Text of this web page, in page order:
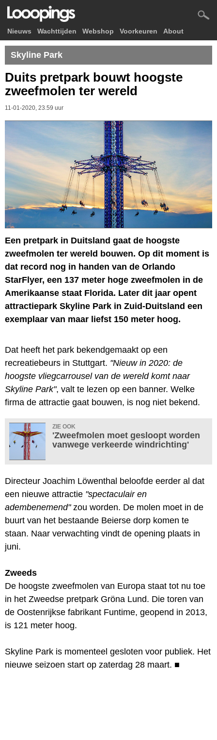
Nieuws Wachttijden Webshop Voorkeuren About
Skyline Park
Duits pretpark bouwt hoogste
zweefmolen ter wereld
11-01-2020, 23.59 uur
Een pretpark in Duitsland gaat de hoogste
zweefmolen ter wereld bouwen. Op dit moment is
dat record nog in handen van de Orlando
StarFlyer, een 137 meter hoge zweefmolen in de
Amerikaanse staat Florida. Later dit jaar opent
attractiepark Skyline Park in Zuid-Duitsland een
exemplaar van maar liefst 150 meter hoog.
Dat heeft het park bekendgemaakt op een
recreatiebeurs in Stuttgart. "Nieuw in 2020: de
hoogste vliegcarrousel van de wereld komt naar
Skyline Park", valt te lezen op een banner. Welke
firma de attractie gaat bouwen, is nog niet bekend.
ZIE OOK
'Zweefmolen moet gesloopt worden
vanwege verkeerde windrichting'
Directeur Joachim Löwenthal beloofde eerder al dat
een nieuwe attractie "spectaculair en
adembenemend"zou worden. De molen moet in de
buurt van het bestaande Beierse dorp komen te
staan. Naar verwachting vindt de opening plaats in
juni.
Zweeds
De hoogste zweefmolen van Europa staat tot nu toe
in het Zweedse pretpark Gröna Lund. Die toren van
de Oostenrijkse fabrikant Funtime, geopend in 2013,
is 121 meter hoog.
Skyline Park is momenteel gesloten voor publiek. Het
nieuwe seizoen start op zaterdag 28 maart. ■